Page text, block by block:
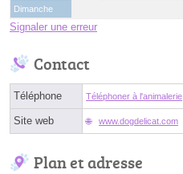
Dimanche
Signaler une erreur
Contact
Téléphone Téléphoner à l'animalerie
Site web www.dogdelicat.com
Plan et adresse